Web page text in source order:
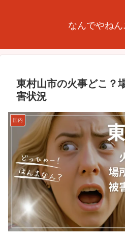
なんでやねん
東村山市の火事どこ？
害状況
国内